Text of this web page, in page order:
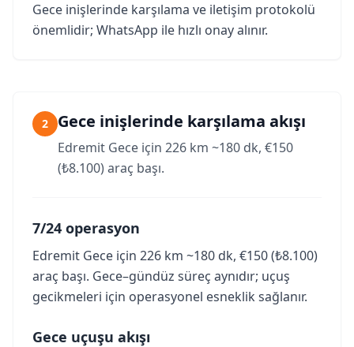
Gece inişlerinde karşılama ve iletişim protokolü
önemlidir; WhatsApp ile hızlı onay alınır.
2 Gece inişlerinde karşılama akışı
Edremit Gece için 226 km ~180 dk, €150
(₺8.100) araç başı.
7/24 operasyon
Edremit Gece için 226 km ~180 dk, €150 (₺8.100)
araç başı. Gece–gündüz süreç aynıdır; uçuş
gecikmeleri için operasyonel esneklik sağlanır.
Gece uçuşu akışı